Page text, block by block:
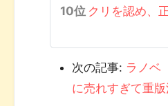
クリを認め、
次の記事: ラノベ
に売れすぎて重版